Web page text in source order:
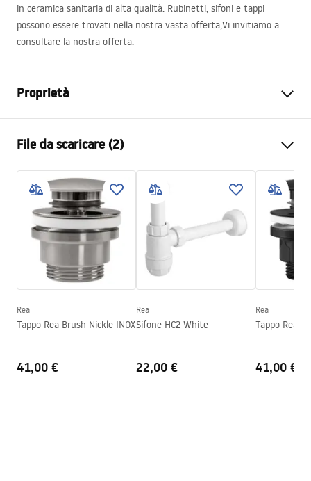
in ceramica sanitaria di alta qualità. Rubinetti, sifoni e tappi
possono essere trovati nella nostra vasta offerta,Vi invitiamo a
consultare la nostra offerta.
Proprietà
Materiale
Colore
Effetto pietra
Finitura
Opaco
Lunghezza
Larghezza
335mm
Altezza
Profondità
Forma
Foro rubinetto
NO
File da scaricare (2)
Istruzioni di montaggio
Basin.pdf
Condizioni di garanzia
Warranty_Terms_and_Conditions_Basins_-_5.pdf
Rea
Tappo Rea Brush Nickle INOX
41,00 €
Rea
Sifone HC2 White
22,00 €
Rea
Tappo Rea
41,00 €